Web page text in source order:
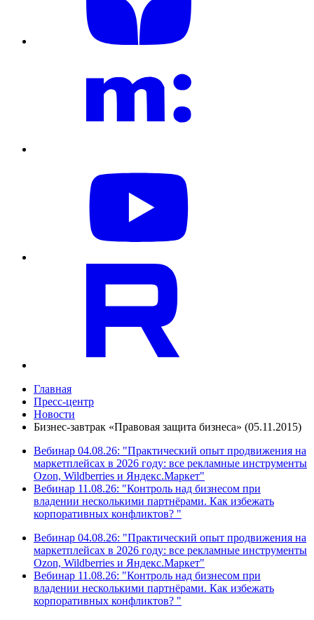
Главная
Пресс-центр
Новости
Бизнес-завтрак «Правовая защита бизнеса» (05.11.2015)
Вебинар 04.08.26: "Практический опыт продвижения на
маркетплейсах в 2026 году: все рекламные инструменты
Ozon, Wildberries и Яндекс.Маркет"
Вебинар 11.08.26: "Контроль над бизнесом при
владении несколькими партнёрами. Как избежать
корпоративных конфликтов? "
Вебинар 04.08.26: "Практический опыт продвижения на
маркетплейсах в 2026 году: все рекламные инструменты
Ozon, Wildberries и Яндекс.Маркет"
Вебинар 11.08.26: "Контроль над бизнесом при
владении несколькими партнёрами. Как избежать
корпоративных конфликтов? "